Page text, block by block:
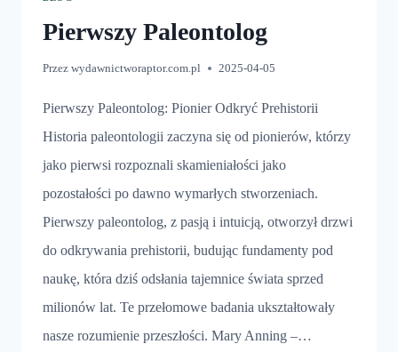
Pierwszy Paleontolog
Przez wydawnictworaptor.com.pl 2025-04-05
Pierwszy Paleontolog: Pionier Odkryć Prehistorii
Historia paleontologii zaczyna się od pionierów, którzy
jako pierwsi rozpoznali skamieniałości jako
pozostałości po dawno wymarłych stworzeniach.
Pierwszy paleontolog, z pasją i intuicją, otworzył drzwi
do odkrywania prehistorii, budując fundamenty pod
naukę, która dziś odsłania tajemnice świata sprzed
milionów lat. Te przełomowe badania ukształtowały
nasze rozumienie przeszłości. Mary Anning –…